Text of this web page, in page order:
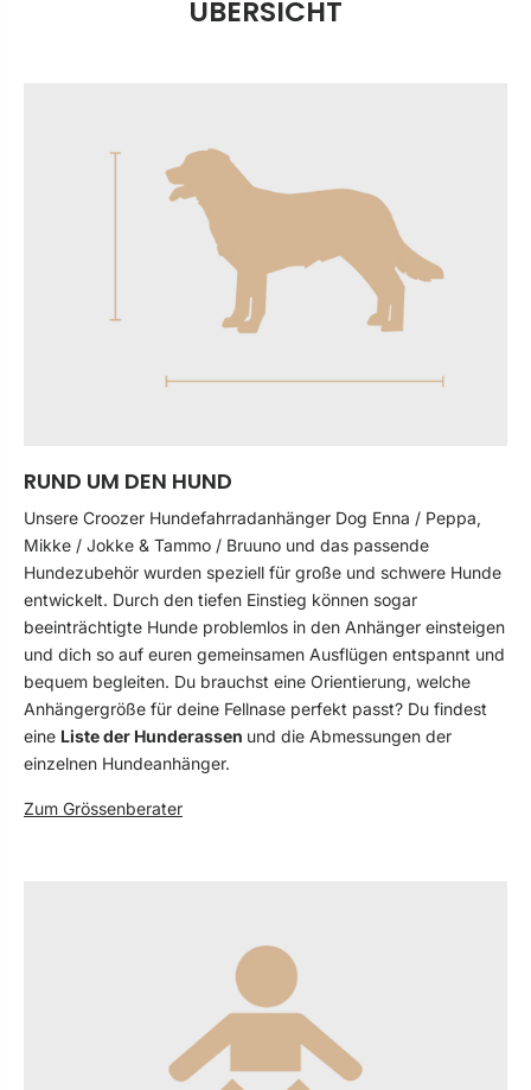
ÜBERSICHT
RUND UM DEN HUND
Unsere Croozer Hundefahrradanhänger Dog Enna / Peppa,
Mikke / Jokke & Tammo / Bruuno und das passende
Hundezubehör wurden speziell für große und schwere Hunde
entwickelt. Durch den tiefen Einstieg können sogar
beeinträchtigte Hunde problemlos in den Anhänger einsteigen
und dich so auf euren gemeinsamen Ausflügen entspannt und
bequem begleiten. Du brauchst eine Orientierung, welche
Anhängergröße für deine Fellnase perfekt passt? Du findest
eine Liste der Hunderassen und die Abmessungen der
einzelnen Hundeanhänger.
Zum Grössenberater